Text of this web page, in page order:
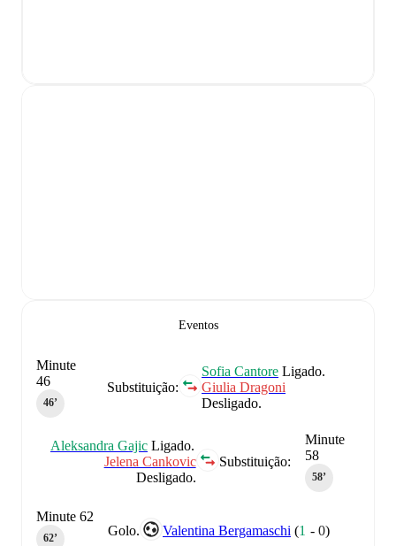
Eventos
Substituição:
Sofia Cantore Ligado.
Giulia Dragoni
Desligado.
Minute
46
46‎’‎
Minute
58
58‎’‎
Substituição:
Aleksandra Gajic Ligado.
Jelena Cankovic
Desligado.
Golo. Valentina Bergamaschi (1 -0)
Minute 62
62‎’‎